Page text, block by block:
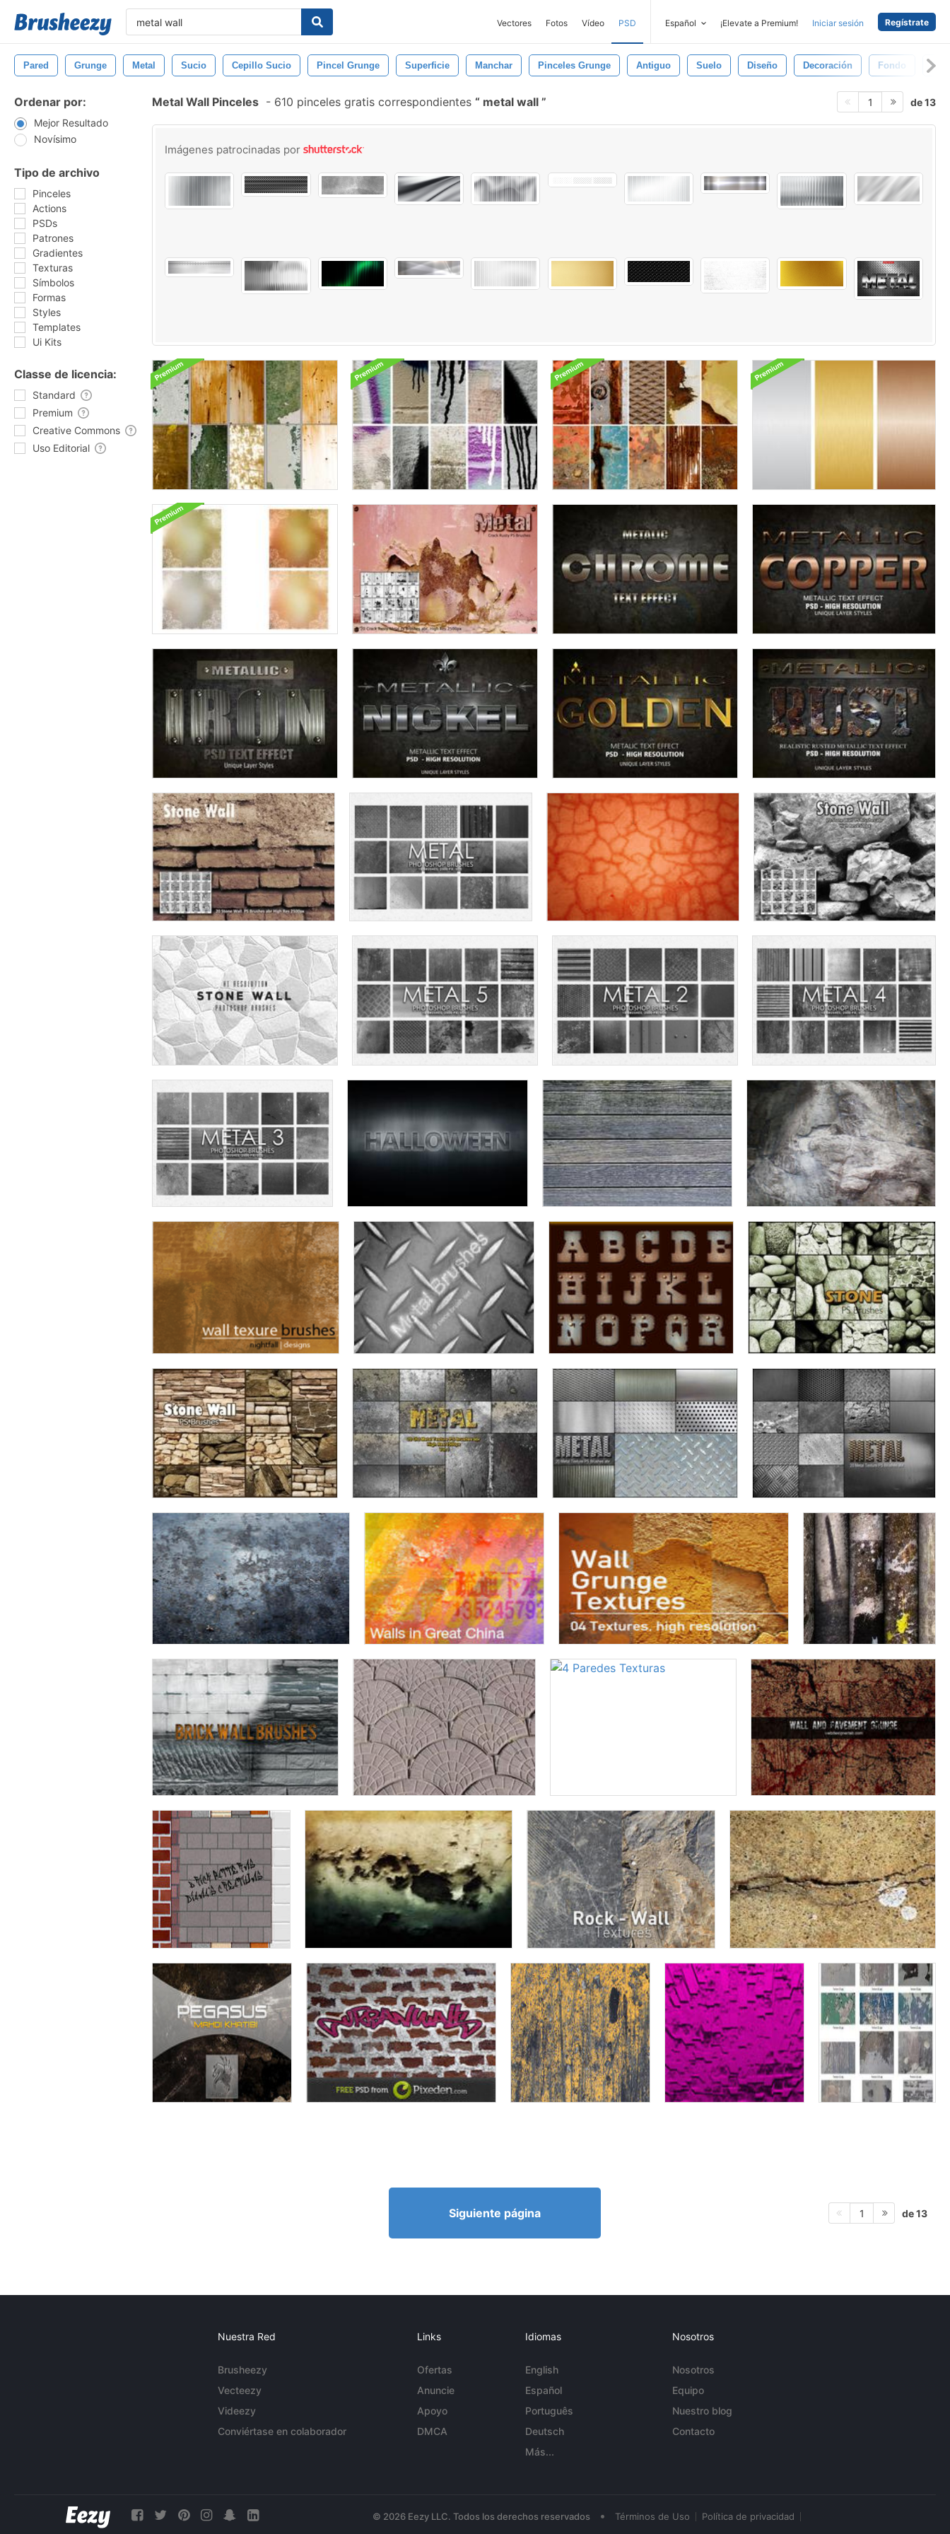
Vectores Fotos Vídeo PSD Español ¡Elevate a Premium! Iniciar sesión Regístrate
Pared Grunge Metal Sucio Cepillo Sucio Pincel Grunge Superficie Manchar Pinceles Grunge Antiguo Suelo Diseño Decoración Fondo
Ordenar por:
Mejor Resultado
Novísimo
Tipo de archivo
Pinceles
Actions
PSDs
Patrones
Gradientes
Texturas
Símbolos
Formas
Styles
Templates
Ui Kits
Classe de licencia:
Standard
Premium
Creative Commons
Uso Editorial
Metal Wall Pinceles - 610 pinceles gratis correspondientes metal wall 1 de 13
Imágenes patrocinadas por
Siguiente página 1 de 13
Nuestra Red
Brusheezy
Vecteezy
Videezy
Conviértase en colaborador
Links
Ofertas
Anuncie
Apoyo
DMCA
Idiomas
English
Español
Português
Deutsch
Más...
Nosotros
Nosotros
Equipo
Nuestro blog
Contacto
© 2026 Eezy LLC. Todos los derechos reservados • Términos de Uso Política de privacidad